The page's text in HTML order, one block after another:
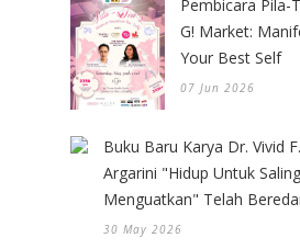
Pembicara Pila-
G! Market:
Your Best Self
07 Jun 2026
Buku Baru Karya Dr. Vivid F.
Argarini "Hidup Untuk Saling
Menguatkan" Telah
30 May 2026